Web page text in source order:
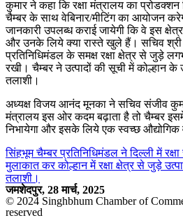
कुमार ने कहा कि रक्षा मंत्रालय का
चैम्बर के साथ वेबिनार/मीटिंग का आयोजन
जानकारी उपलब्ध कराई जायेगी कि वे इस
और उनके लिये क्या रास्ते खुले हैं। सचिव श्री
प्रतिनिधिमंडल के समक्ष रक्षा क्षेत्र से जुड़े
रखी। चैम्बर ने उत्पादों की सूची में कोल्हान के
तलाशी।
अध्यक्ष विजय आनंद मूनका ने सचिव संजीव
मंत्रालय इस ओर कदम बढ़ाता है तो चैम्बर
निभायेगा और इसके लिये एक स्वच्छ औद्योगिक
सिंहभूम चैम्बर प्रतिनिधिमंडल ने दिल्ली में
मुलाकात कर कोल्हान में रक्षा क्षेत्र से जुड़े
तलाशी।
जमशेदपुर, 28 मार्च, 2025
© 2024 Singhbhum Chamber of
reserved